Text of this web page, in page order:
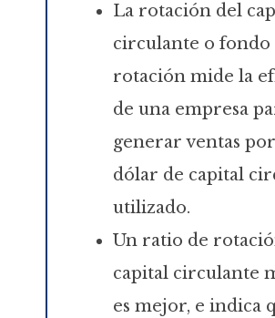
La rotación del
circulante o fondo
rotación mide la
de una empresa
generar ventas
dólar de capital
utilizado.
Un ratio de
capital circulante
es mejor, e indica